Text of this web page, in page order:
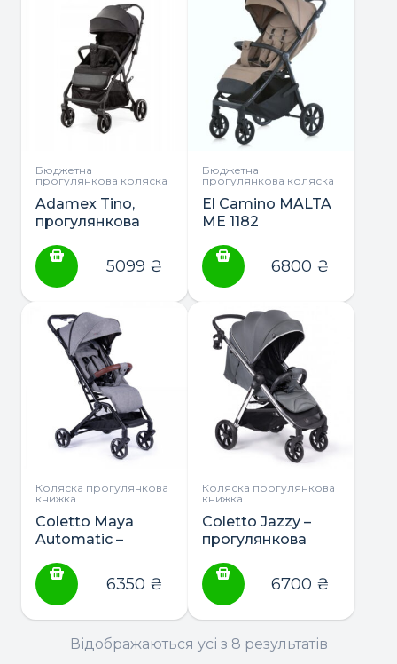
Бюджетна
прогулянкова коляска
Adamex Tino,
прогулянкова
5099 ₴
Бюджетна
прогулянкова коляска
El Camino MALTA
ME 1182
коляска
6800 ₴
Коляска прогулянкова
книжка
Coletto Maya
Automatic –
коляска
6350 ₴
Коляска прогулянкова
книжка
Coletto Jazzy –
прогулянкова
6700 ₴
Відображаються усі з 8 результатів